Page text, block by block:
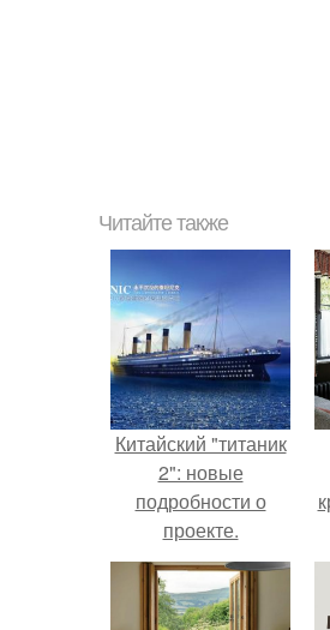
Читайте также
Китайский "титаник
2": новые
подробности о
проекте.